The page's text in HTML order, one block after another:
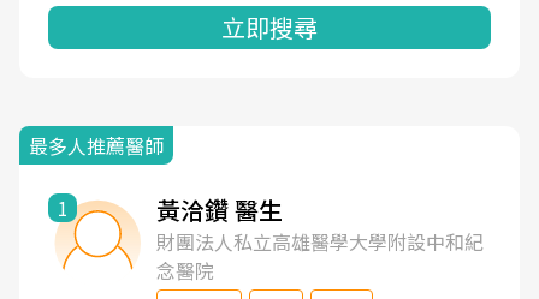
立即搜尋
最多人推薦醫師
1 黃洽鑽 醫生
財團法人私立高雄醫學大學附設中和紀
念醫院